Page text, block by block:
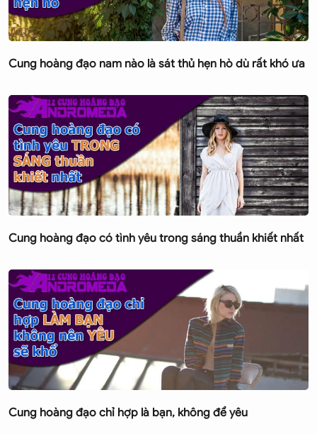
Cung hoàng đạo nam nào là sát thủ hẹn hò dù rất khó ưa
Cung hoàng đạo có tình yêu trong sáng thuần khiết nhất
Cung hoàng đạo chỉ hợp là bạn, không để yêu